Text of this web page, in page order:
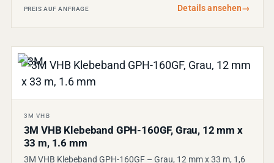
PREIS AUF ANFRAGE Details ansehen→
3M VHB
3M VHB Klebeband GPH-160GF, Grau, 12 mm x
33 m, 1.6 mm
3M VHB Klebeband GPH-160GF – Grau, 12 mm x 33 m, 1,6